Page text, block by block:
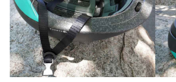
電動キックボード
ライフスタイル
テクノロジー